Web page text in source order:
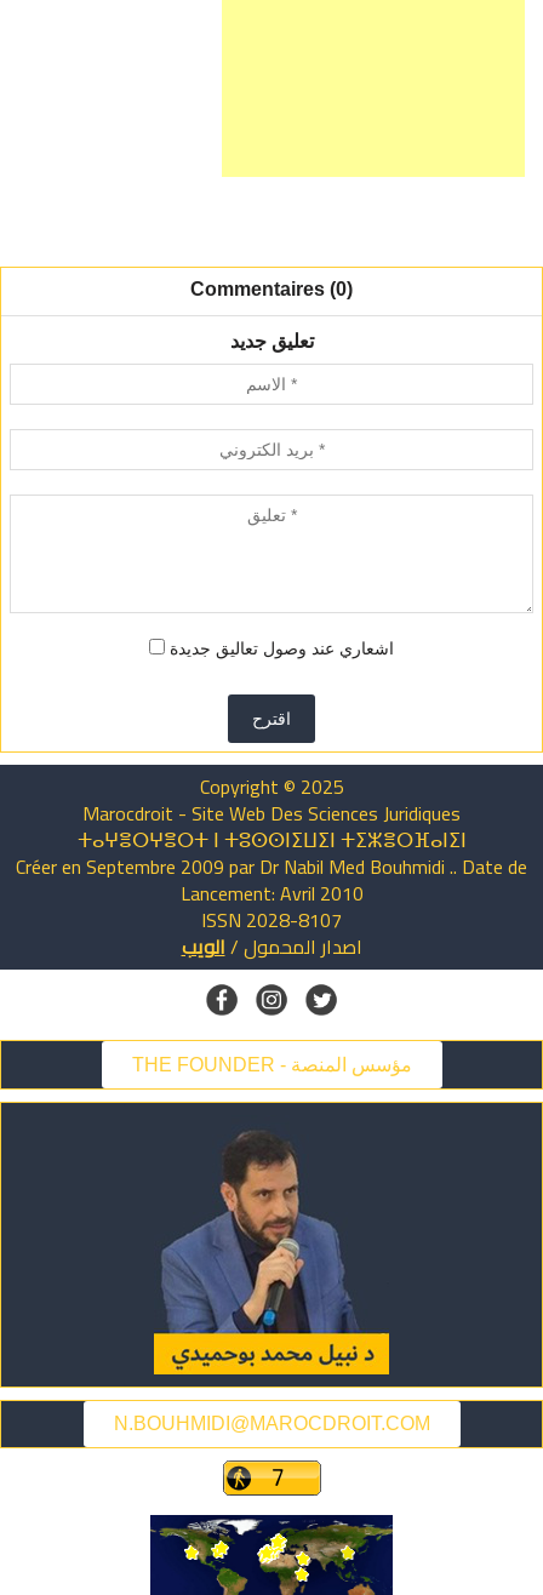
Commentaires (0)
تعليق جديد
اشعاري عند وصول تعاليق جديدة
اقترح
Copyright © 2025
Marocdroit - Site Web Des Sciences Juridiques
ⵜⴰⵖⴻⵔⵖⴻⵔⵜ ⵏ ⵜⵓⵙⵙⵏⵉⵡⵉⵏ ⵜⵉⵣⴻⵔⴼⴰⵏⵉⵏ
Créer en Septembre 2009 par Dr Nabil Med Bouhmidi .. Date de
Lancement: Avril 2010
ISSN 2028-8107
اصدار المحمول/الويب
THE FOUNDER - مؤسس المنصة
N.BOUHMIDI@MAROCDROIT.COM